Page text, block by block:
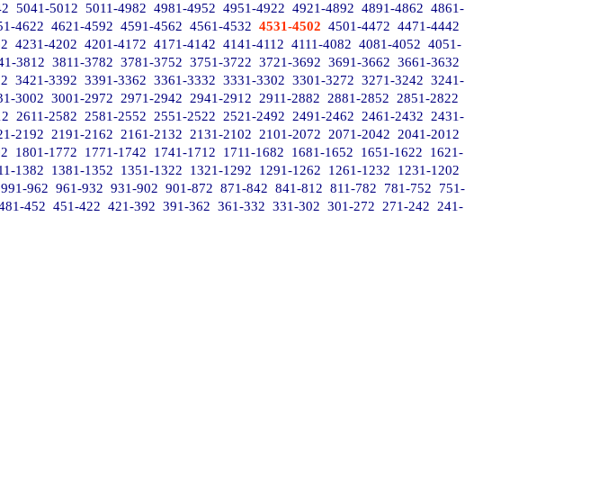
5041-5012 5011-4982 4981-4952 4951-4922 4921-4892 4891-4862 4861-
4622 4621-4592 4591-4562 4561-4532 4531-4502 4501-4472 4471-4442
4231-4202 4201-4172 4171-4142 4141-4112 4111-4082 4081-4052 4051-
3812 3811-3782 3781-3752 3751-3722 3721-3692 3691-3662 3661-3632
3421-3392 3391-3362 3361-3332 3331-3302 3301-3272 3271-3242 3241-
3002 3001-2972 2971-2942 2941-2912 2911-2882 2881-2852
2851-2822
2611-2582 2581-2552 2551-2522 2521-2492 2491-2462 2461-2432
2431-
2192 2191-2162 2161-2132 2131-2102 2101-2072 2071-2042
2041-2012
1801-1772 1771-1742 1741-1712 1711-1682 1681-1652 1651-1622
1621-
1382 1381-1352 1351-1322 1321-1292 1291-1262 1261-1232
1231-1202
991-962 961-932 931-902 901-872 871-842 841-812 811-782 781-752
751-
452 451-422 421-392 391-362 361-332 331-302 301-272 271-242
241-